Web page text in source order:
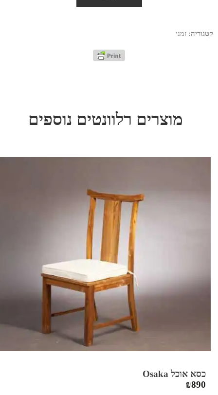
קטגוריה: זמני
מוצרים רלוונטים נוספים
כסא אוכל Osaka
₪890